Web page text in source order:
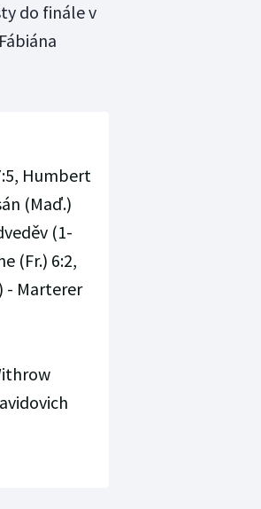
do finále v
Humbert
(Maď.)
(1-
(Fr.) 6:2,
- Marterer